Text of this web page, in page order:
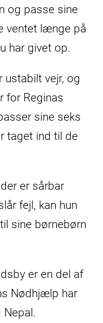
og passe sine
ventet længe på
har givet op.
ustabilt vejr, og
for Reginas
sine seks
taget ind til de
er sårbar
fejl, kan hun
sine børnebørn
er en del af
Nødhjælp har